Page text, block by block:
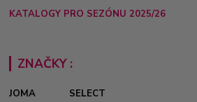
KATALOGY PRO SEZÓNU 2025/26
ZNAČKY :
JOMA
SELECT